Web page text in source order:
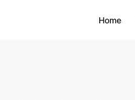
Home